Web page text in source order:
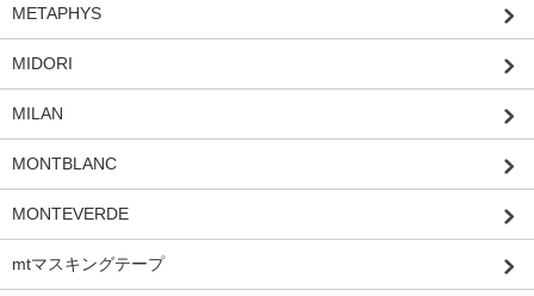
METAPHYS
MIDORI
MILAN
MONTBLANC
MONTEVERDE
mtマスキングテープ